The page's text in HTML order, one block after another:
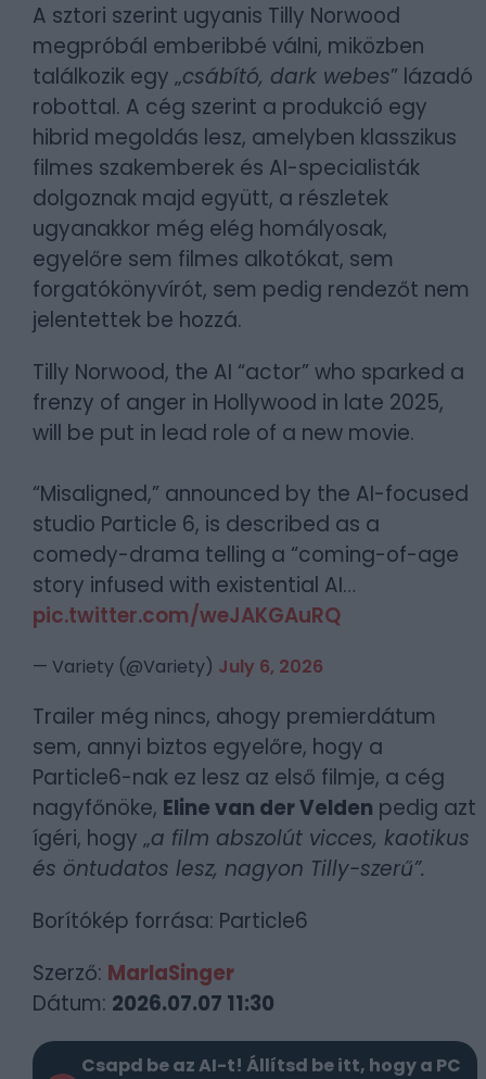
A sztori szerint ugyanis Tilly Norwood
megpróbál emberibbé válni, miközben
találkozik egy „csábító, dark webes” lázadó
robottal. A cég szerint a produkció egy
hibrid megoldás lesz, amelyben klasszikus
filmes szakemberek és AI-specialisták
dolgoznak majd együtt, a részletek
ugyanakkor még elég homályosak,
egyelőre sem filmes alkotókat, sem
forgatókönyvírót, sem pedig rendezőt nem
jelentettek be hozzá.
Tilly Norwood, the AI “actor” who sparked a
frenzy of anger in Hollywood in late 2025,
will be put in lead role of a new movie.
“Misaligned,” announced by the AI-focused
studio Particle 6, is described as a
comedy-drama telling a “coming-of-age
story infused with existential AI…
pic.twitter.com/weJAKGAuRQ
— Variety (@Variety) July 6, 2026
Trailer még nincs, ahogy premierdátum
sem, annyi biztos egyelőre, hogy a
Particle6-nak ez lesz az első filmje, a cég
nagyfőnöke, Eline van der Velden pedig azt
ígéri, hogy „a film abszolút vicces, kaotikus
és öntudatos lesz, nagyon Tilly-szerű”.
Borítókép forrása: Particle6
Szerző: MarlaSinger
Dátum: 2026.07.07 11:30
Csapd be az AI-t! Állítsd be itt, hogy a PC